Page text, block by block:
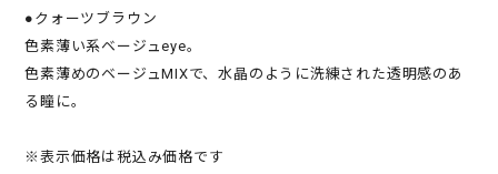
●クォーツブラウン
色素薄い系ベージュeye。
色素薄めのベージュMIXで、水晶のように洗練された透明感のあ
る瞳に。
※表示価格は税込み価格です